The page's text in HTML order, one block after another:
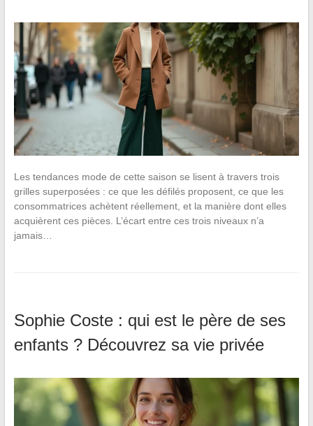
Les tendances mode de cette saison se lisent à travers trois
grilles superposées : ce que les défilés proposent, ce que les
consommatrices achètent réellement, et la manière dont elles
acquièrent ces pièces. L’écart entre ces trois niveaux n’a
jamais…
Sophie Coste : qui est le père de ses
enfants ? Découvrez sa vie privée